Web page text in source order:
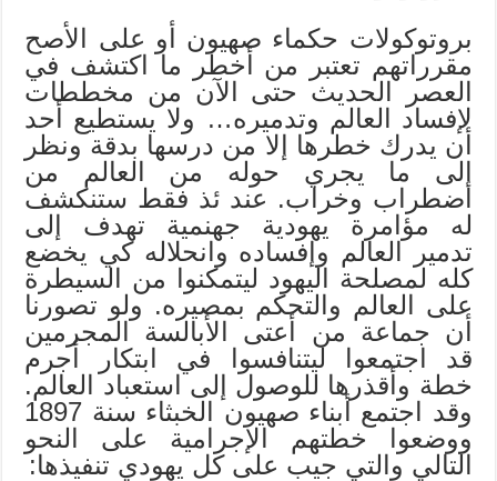
بروتوكولات حكماء صهيون أو على الأصح
مقرراتهم تعتبر من أخطر ما اكتشف في
العصر الحديث حتى الآن من مخططات
لإفساد العالم وتدميره… ولا يستطيع أحد
أن يدرك خطرها إلا من درسها بدقة ونظر
إلى ما يجري حوله من العالم من
اضطراب وخراب. عند ئذ فقط ستنكشف
له مؤامرة يهودية جهنمية تهدف إلى
تدمير العالم وإفساده وانحلاله كي يخضع
كله لمصلحة اليهود ليتمكنوا من السيطرة
على العالم والتحكم بمصيره. ولو تصورنا
أن جماعة من أعتى الأبالسة المجرمين
قد اجتمعوا ليتنافسوا في ابتكار أجرم
خطة وأقذرها للوصول إلى استعباد العالم.
وقد اجتمع أبناء صهيون الخبثاء سنة 1897
ووضعوا خطتهم الإجرامية على النحو
التالي والتي جيب على كل يهودي تنفيذها: